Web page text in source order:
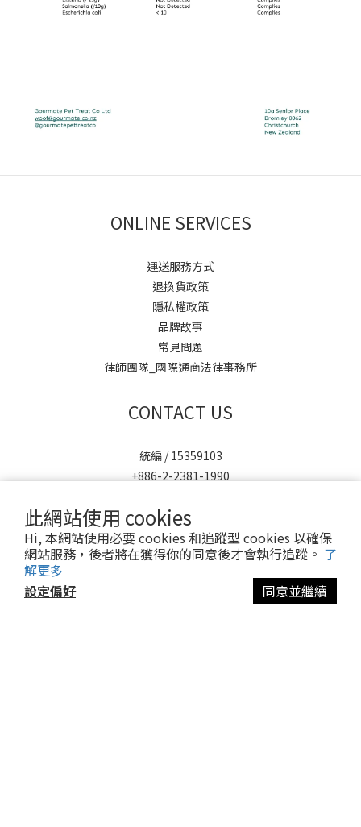
此網站使用 cookies
Hi, 本網站使用必要 cookies 和追蹤型 cookies 以確保
網站服務，後者將在獲得你的同意後才會執行追蹤。 了
解更多
設定偏好
同意並繼續
ONLINE SERVICES
運送服務方式
退換貨政策
隱私權政策
品牌故事
常見問題
律師團隊_國際通商法律事務所
CONTACT US
統編 / 15359103
+886-2-2381-1990
yourpets@yourpets.com.tw
臺北市萬華區開封街2段26號2樓
紫雲貿易股份有限公司